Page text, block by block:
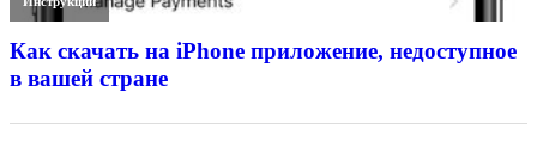
Как скачать на iPhone приложение, недоступное
в вашей стране